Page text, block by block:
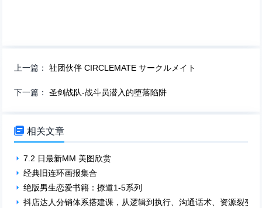
上一篇：社团伙伴 CIRCLEMATE サークルメイト
下一篇：圣剑战队-战斗员潜入的堕落陷阱
 相关文章
7.2 日最新MM 美图欣赏
经典旧连环画报集合
绝版男生恋爱书籍：撩道1-5系列
抖店达人分销体系搭建课，从逻辑到执行、沟通话术、资源裂变